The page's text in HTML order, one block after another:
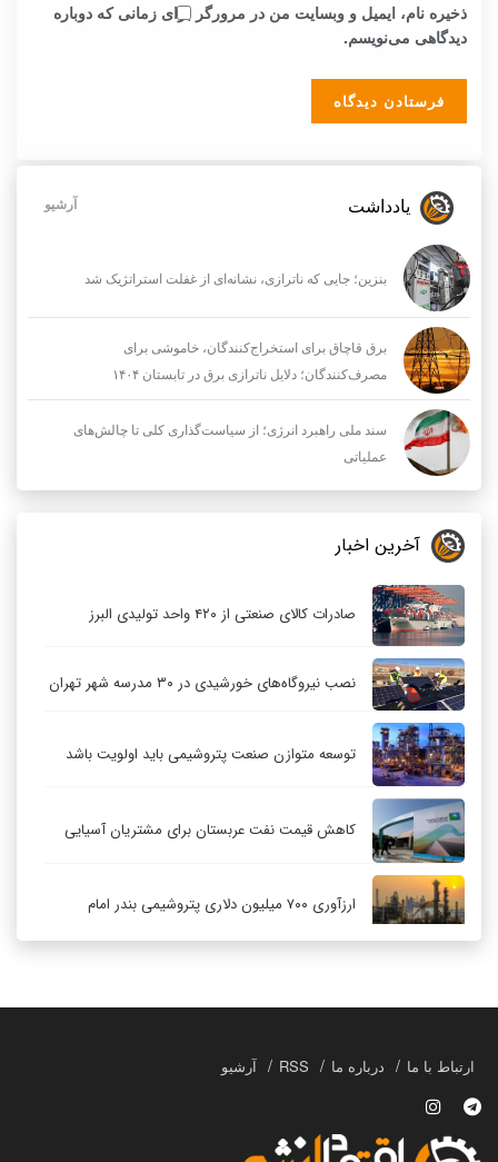
ذخیره نام، ایمیل و وبسایت من در مرورگر برای زمانی که دوباره
دیدگاهی می‌نویسم.
یادداشت آرشیو
بنزین؛ جایی که ناترازی، نشانه‌ای از غفلت استراتژیک شد
برق قاچاق برای استخراج‌کنندگان، خاموشی برای
مصرف‌کنندگان؛ دلایل ناترازی برق در تابستان ۱۴۰۴
سند ملی راهبرد انرژی؛ از سیاست‌گذاری کلی تا چالش‌های
عملیاتی
آخرین اخبار
صادرات کالای صنعتی از ۴۲۰ واحد تولیدی البرز
نصب نیروگاه‌های خورشیدی در ۳۰ مدرسه شهر تهران
توسعه متوازن صنعت پتروشیمی باید اولویت باشد
کاهش قیمت نفت عربستان برای مشتریان آسیایی
ارزآوری ۷۰۰ میلیون دلاری پتروشیمی بندر امام
ارتباط با ما درباره ما RSS آرشیو